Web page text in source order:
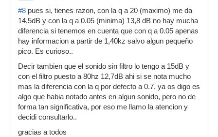
#8 pues si, tienes razon, con la q a 20 (maximo) me da
14,5dB y con la q a 0.05 (minima) 13,8 dB no hay mucha
diferencia si tenemos en cuenta que con q a 0.05 apenas
hay informacion a partir de 1,40kz salvo algun pequeño
pico. Es curioso..
Decir tambien que el sonido sin filtro lo tengo a 15dB y
con el filtro puesto a 80hz 12,7dB ahi si se nota mucho
mas la diferencia con la q por defecto a 0.7. ya os digo es
algo que habia notado antes en algun sonido, pero no de
forma tan significativa, por eso me llamo la atencion y
decidi consultarlo..
gracias a todos